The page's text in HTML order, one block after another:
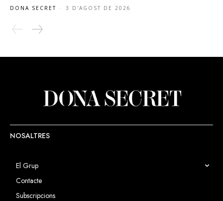
DONA SECRET - 3 D'AGOST DE 2026
NOSALTRES
El Grup
Contacte
Subscripcions